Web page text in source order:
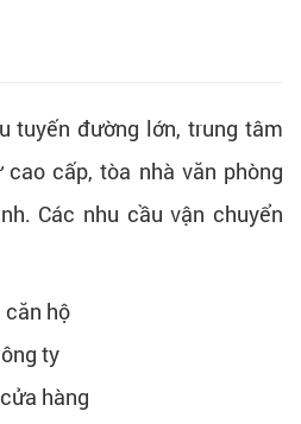
tuyến đường lớn, trung tâm
cấp, tòa nhà văn phòng
Các nhu cầu vận chuyển
căn hộ
ty
hàng